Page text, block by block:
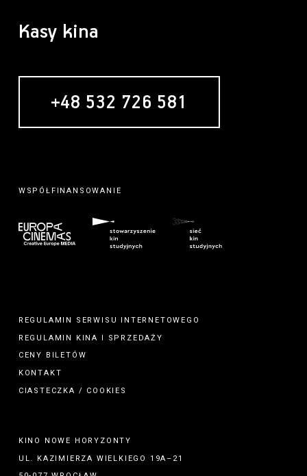
Kasy kina
+48 532 726 581
WSPÓŁFINANSOWANIE
REGULAMIN SERWISU INTERNETOWEGO
REGULAMIN KINA I
SPRZEDAŻY
CENY BILETÓW
KONTAKT
CIASTECZKA / COOKIES
KINO NOWE HORYZONTY
UL. KAZIMIERZA WIELKIEGO 19A–21